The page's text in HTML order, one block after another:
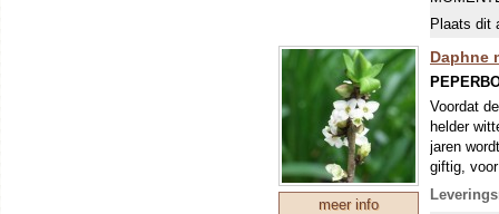
Plaats dit
meer info
Daphne
Voordat
helder
jaren
giftig,